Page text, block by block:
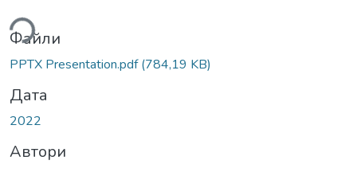
Файли
PPTX Presentation.pdf(784,19 KB)
Дата
2022
Автори